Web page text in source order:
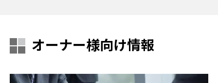
オーナー様向け情報